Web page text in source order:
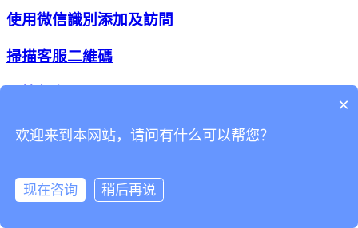
使用微信識別添加及訪問
掃描客服二維碼
×
欢迎来到本网站，请问有什么可以帮您？
现在咨询 稍后再说